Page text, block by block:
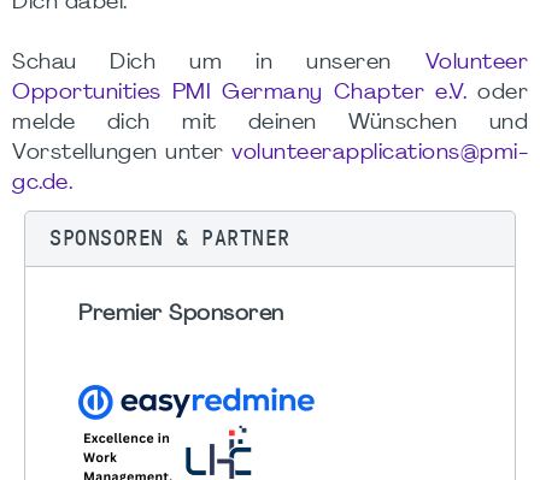
Schau Dich um in unseren Volunteer
Opportunities PMI Germany Chapter e.V. oder
melde dich mit deinen Wünschen und
Vorstellungen unter volunteerapplications@pmi-
gc.de.
SPONSOREN & PARTNER
Premier Sponsoren